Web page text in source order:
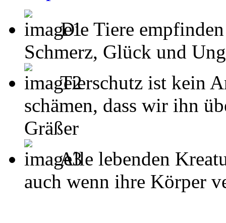
Die Tiere
Schmerz, Glück und
Tierschutz ist kein
schämen, dass wir ihn
Gräßer
Alle lebenden
auch wenn ihre Körper